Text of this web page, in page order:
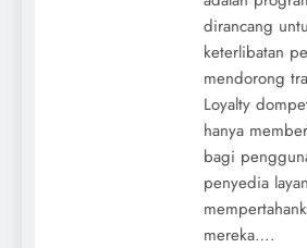
dirancang
keterlibatan
mendorong
Loyalty
hanya
bagi
penyedia
mereka….